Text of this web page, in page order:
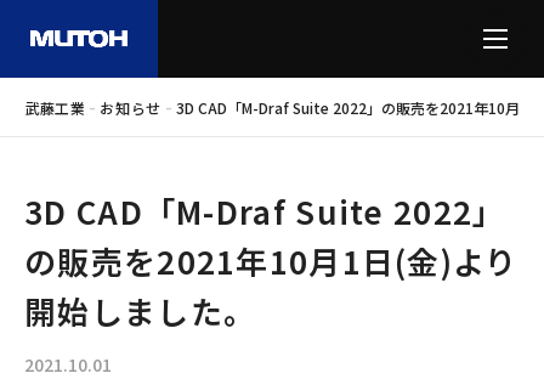
武藤工業 - お知らせ - 3D CAD「M-Draf Suite 2022」の販売を2021年10月1
3D CAD「M-Draf Suite 2022」
の販売を2021年10月1日(金)より
開始しました。
2021.10.01